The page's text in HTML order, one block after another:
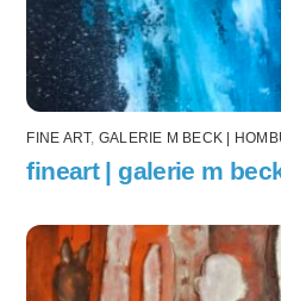
FINE ART, GALERIE M BECK |
fineart | galerie m